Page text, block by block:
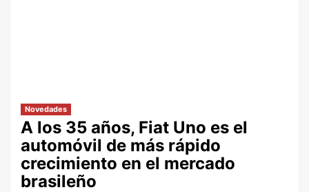
Novedades
A los 35 años, Fiat Uno es el
automóvil de más rápido
crecimiento en el mercado
brasileño